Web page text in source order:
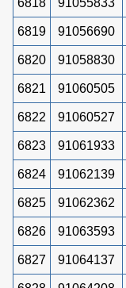
6819 91056690
6820 91058830
6821 91060505
6822 91060527
6823 91061933
6824 91062139
6825 91062362
6826 91063593
6827 91064137